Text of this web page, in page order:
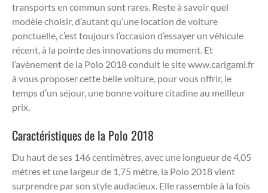
transports en commun sont rares. Reste à savoir quel
modèle choisir, d’autant qu’une location de voiture
ponctuelle, c’est toujours l’occasion d’essayer un véhicule
récent, à la pointe des innovations du moment. Et
l’avènement de la Polo 2018 conduit le sitewww.carigami.fr
à vous proposer cette belle voiture, pour vous offrir, le
temps d’un séjour, une bonne voiture citadine au meilleur
prix.
Caractéristiques de la Polo 2018
Du haut de ses 146 centimètres, avec une longueur de 4,05
mètres et une largeur de 1,75 mètre, la Polo 2018 vient
surprendre par son style audacieux. Elle rassemble à la fois